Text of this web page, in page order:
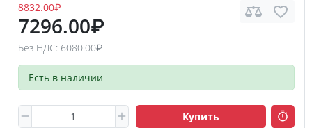
8832.00₽
7296.00₽
Без НДС: 6080.00₽
Есть в наличии
Купить